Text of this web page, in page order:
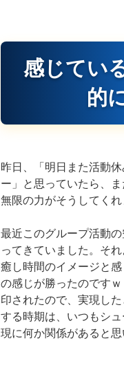
感じてい
的
昨日、「明日また活動
ー」と思っていたら、
無限の力がそうしてくれ
最近このグループ活動
ってきていました。そ
癒し時間のイメージと
の感じが勝ったのです
印されたので、実現し
する時期は、いつもシ
現に何か関係があると思